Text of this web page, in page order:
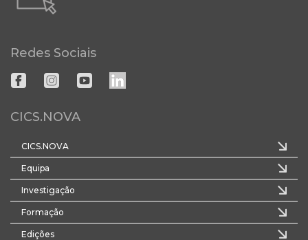
Redes Sociais
CICS.NOVA
CICS.NOVA
Equipa
Investigação
Formação
Edições